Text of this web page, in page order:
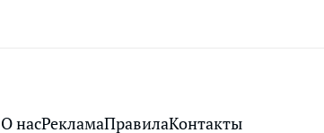
О насРекламаПравилаКонтакты